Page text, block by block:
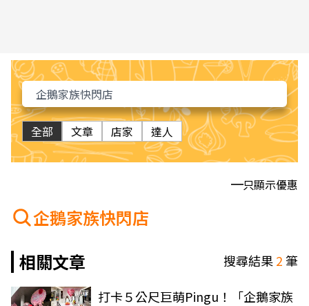
全部 文章 店家 達人
只顯示優惠
企鵝家族快閃店
相關文章
搜尋結果2筆
打卡５公尺巨萌Pingu！「企鵝家族